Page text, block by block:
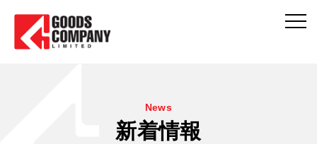
News
新着情報